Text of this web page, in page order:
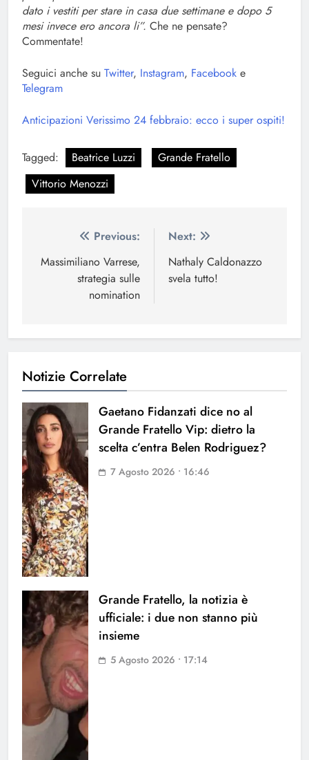
dato i vestiti per stare in casa due settimane e dopo 5
mesi invece ero ancora li”. Che ne pensate?
Commentate!
Seguici anche su Twitter, Instagram, Facebook e
Telegram
Anticipazioni Verissimo 24 febbraio: ecco i super ospiti!
Tagged: Beatrice Luzzi
Grande Fratello
Vittorio Menozzi
Navigazione
articoli
Previous:
Massimiliano Varrese,
strategia sulle
nomination
Next:
Nathaly Caldonazzo
svela tutto!
Notizie Correlate
Gaetano Fidanzati dice no al
Grande Fratello Vip: dietro la
scelta c’entra Belen Rodriguez?
7 Agosto 2026 • 16:46
Grande Fratello, la notizia è
ufficiale: i due non stanno più
insieme
5 Agosto 2026 • 17:14